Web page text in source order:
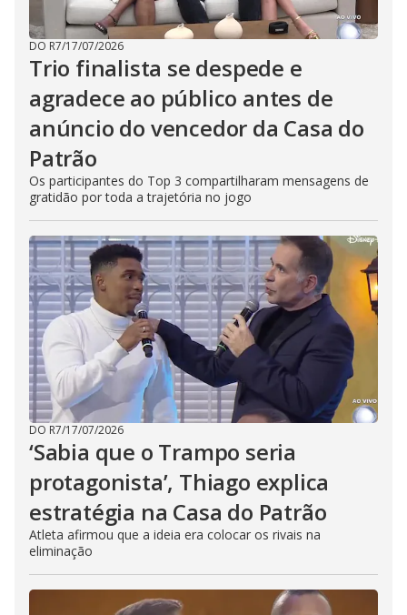
DO R7/17/07/2026
Trio finalista se despede e
agradece ao público antes de
anúncio do vencedor da Casa do
Patrão
Os participantes do Top 3 compartilharam mensagens de
gratidão por toda a trajetória no jogo
DO R7/17/07/2026
‘Sabia que o Trampo seria
protagonista’, Thiago explica
estratégia na Casa do Patrão
Atleta afirmou que a ideia era colocar os rivais na
eliminação